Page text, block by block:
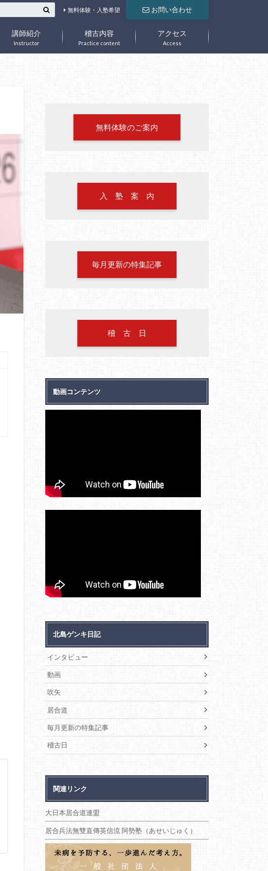
お問い合わせ
無料体験・入塾希望
Instructor
講師紹介
Practice content
稽古内容
Access
アクセス
無料体験のご案内
入 塾 案 内
毎月更新の特集記事
稽 古 日
動画コンテンツ
北島ゲンキ日記
インタビュー
動画
吹矢
居合道
毎月更新の特集記事
稽古日
関連リンク
大日本居合道連盟
居合兵法無雙直傳英信流 阿勢塾（あせいじゅく）